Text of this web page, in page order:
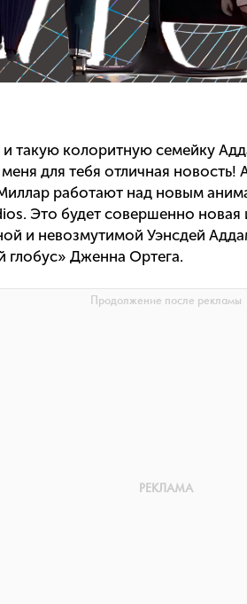
такую колоритную семейку
для тебя отличная
работают над новым
Это будет совершенно новая
и невозмутимой Уэнсдей
Дженна Ортега.